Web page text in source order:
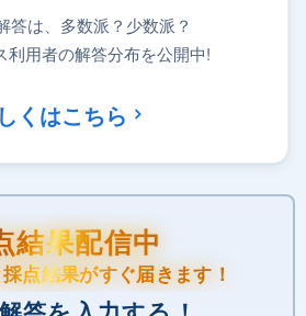
答は、多数派？少数派？
利用者の解答分布を公開中!
くはこちら
結果配信中
点結果がすぐ届きます！